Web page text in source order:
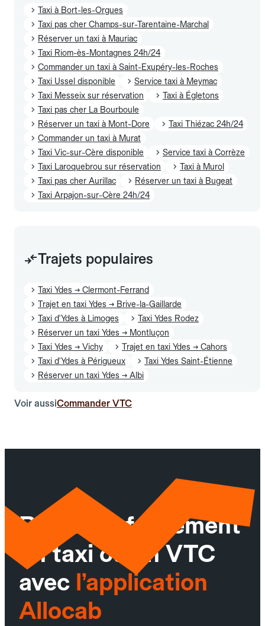
Taxi à Bort-les-Orgues
Taxi pas cher Champs-sur-Tarentaine-Marchal
Réserver un taxi à Mauriac
Taxi Riom-ès-Montagnes 24h/24
Commander un taxi à Saint-Exupéry-les-Roches
Taxi Ussel disponible
Service taxi à Meymac
Taxi Messeix sur réservation
Taxi à Égletons
Taxi pas cher La Bourboule
Réserver un taxi à Mont-Dore
Taxi Thiézac 24h/24
Commander un taxi à Murat
Taxi Vic-sur-Cère disponible
Service taxi à Corrèze
Taxi Laroquebrou sur réservation
Taxi à Murol
Taxi pas cher Aurillac
Réserver un taxi à Bugeat
Taxi Arpajon-sur-Cère 24h/24
Trajets populaires
Taxi Ydes → Clermont-Ferrand
Trajet en taxi Ydes → Brive-la-Gaillarde
Taxi d'Ydes à Limoges
Taxi Ydes Rodez
Réserver un taxi Ydes → Montluçon
Taxi Ydes → Vichy
Trajet en taxi Ydes → Cahors
Taxi d'Ydes à Périgueux
Taxi Ydes Saint-Étienne
Réserver un taxi Ydes → Albi
Voir aussiCommander VTC
Réservez facilement
un taxi ou un VTC
avec l’application
Allocab